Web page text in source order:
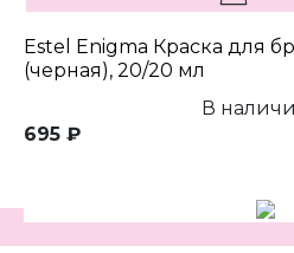
Estel Enigma Краска для
(черная), 20/20 мл
В
695 ₽